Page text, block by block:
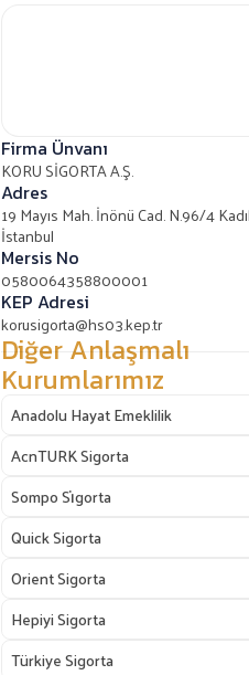
Firma Ünvanı
KORU SİGORTA A.Ş.
Adres
19 Mayıs Mah. İnönü Cad. N.96/4
İstanbul
Mersis No
0580064358800001
KEP Adresi
korusigorta@hs03.kep.tr
Diğer Anlaşmalı
Kurumlarımız
Anadolu Hayat Emeklilik
AcnTURK Sigorta
Sompo Si̇gorta
Quick Sigorta
Orient Sigorta
Hepiyi Sigorta
Türkiye Sigorta